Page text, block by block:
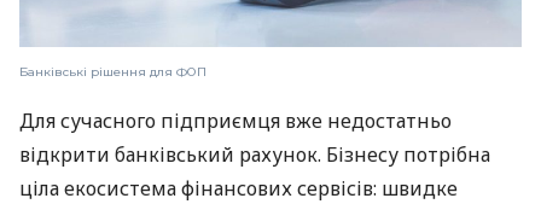
Банківські рішення для ФОП
Для сучасного підприємця вже недостатньо
відкрити банківський рахунок. Бізнесу потрібна
ціла екосистема фінансових сервісів: швидке